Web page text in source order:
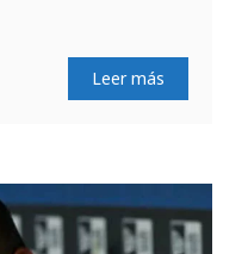
Leer más